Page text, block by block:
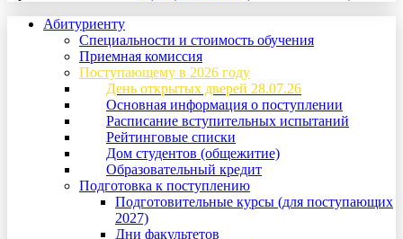
Абитуриенту
Специальности и стоимость обучения
Приемная комиссия
Поступающему в 2026 году
День открытых дверей 28.07.26
Основная информация о поступлении
Расписание вступительных испытаний
Рейтинговые списки
Дом студентов (общежитие)
Образовательный кредит
Подготовка к поступлению
Подготовительные курсы (для поступающих
2027)
Дни факультетов